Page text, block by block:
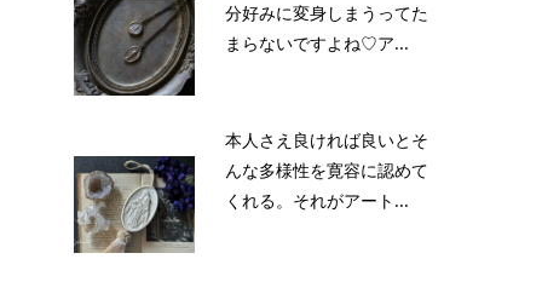
分好みに変身しまうってた
まらないですよね♡ア...
本人さえ良ければ良いとそ
んな多様性を寛容に認めて
くれる。それがアート...